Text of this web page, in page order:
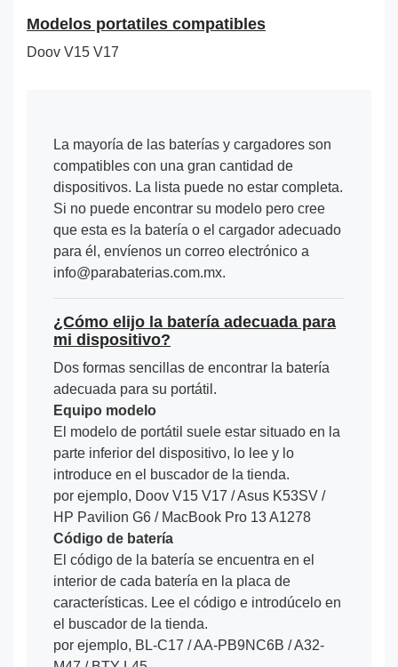
Modelos portatiles compatibles
Doov V15 V17
La mayoría de las baterías y cargadores son
compatibles con una gran cantidad de
dispositivos. La lista puede no estar completa.
Si no puede encontrar su modelo pero cree
que esta es la batería o el cargador adecuado
para él, envíenos un correo electrónico a
info@parabaterias.com.mx.
¿Cómo elijo la batería adecuada para
mi dispositivo?
Dos formas sencillas de encontrar la batería
adecuada para su portátil.
Equipo modelo
El modelo de portátil suele estar situado en la
parte inferior del dispositivo, lo lee y lo
introduce en el buscador de la tienda.
por ejemplo, Doov V15 V17 / Asus K53SV /
HP Pavilion G6 / MacBook Pro 13 A1278
Código de batería
El código de la batería se encuentra en el
interior de cada batería en la placa de
características. Lee el código e introdúcelo en
el buscador de la tienda.
por ejemplo, BL-C17 / AA-PB9NC6B / A32-